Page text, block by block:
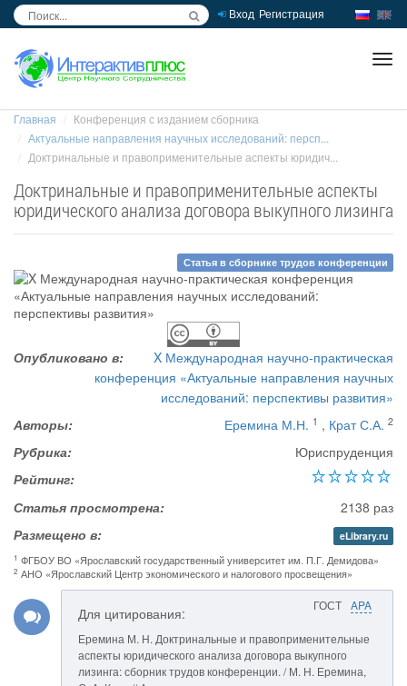
Вход Регистрация
Главная
Конференция с изданием сборника
Актуальные направления научных исследований: персп...
Доктринальные и правоприменительные аспекты юридич...
Доктринальные и правоприменительные аспекты
юридического анализа договора выкупного лизинга
Статья в сборнике трудов конференции
Опубликовано в:
X Международная научно-практическая
конференция «Актуальные направления научных
исследований: перспективы развития»
Авторы:
Еремина М.Н. 1 , Крат С.А. 2
Рубрика:
Юриспруденция
Рейтинг:
Статья просмотрена:
2138 раз
Размещено в:
eLibrary.ru
1 ФГБОУ ВО «Ярославский государственный университет им. П.Г. Демидова»
2 АНО «Ярославский Центр экономического и налогового просвещения»
ГОСТ APA
Для цитирования:
Еремина М. Н. Доктринальные и правоприменительные
аспекты юридического анализа договора выкупного
лизинга: сборник трудов конференции. / М. Н. Еремина,